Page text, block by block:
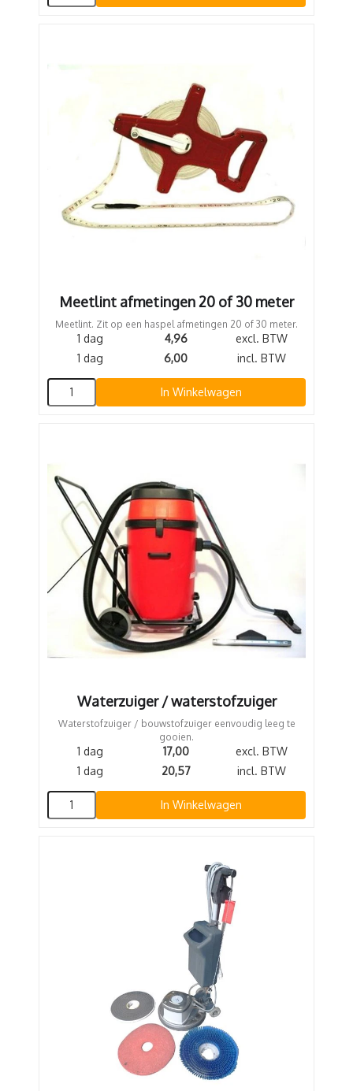
Meetlint afmetingen 20 of 30 meter
Meetlint. Zit op een haspel afmetingen 20 of 30 meter.
1 dag 4,96
excl. BTW
1 dag
6,00 incl. BTW
In Winkelwagen
Waterzuiger / waterstofzuiger
Waterstofzuiger / bouwstofzuiger eenvoudig leeg te
gooien.
1 dag 17,00
excl. BTW
1 dag
20,57 incl. BTW
In Winkelwagen